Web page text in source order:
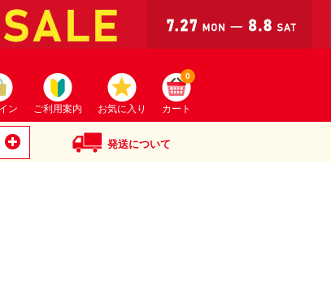
ン ご利用案内 お気に入り カート
0
発送について